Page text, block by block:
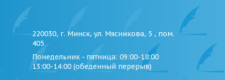
220030, г. Минск, ул. Мясникова, 5 , пом.
405
Понедельник - пятница: 09:00-18:00
13:00-14:00 (обеденный перерыв)